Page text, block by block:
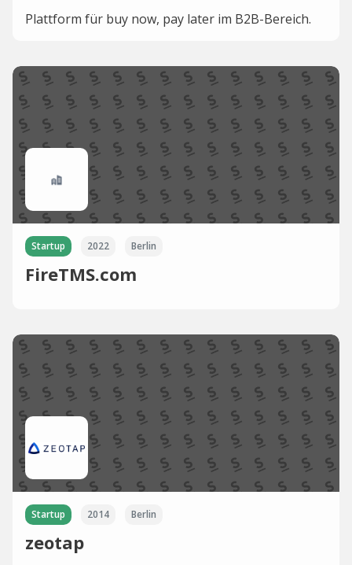
Plattform für buy now, pay later im B2B-Bereich.
Startup 2022 Berlin
FireTMS.com
Startup 2014 Berlin
zeotap